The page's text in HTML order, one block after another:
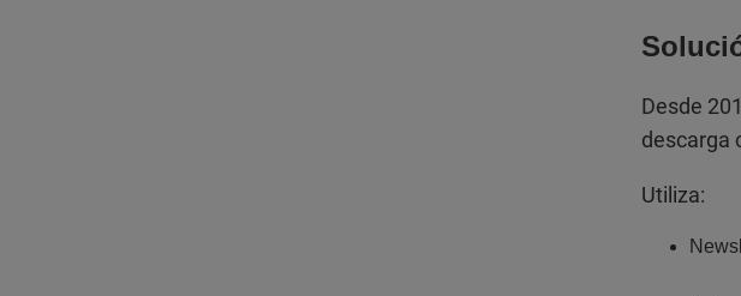
Desde
descarga
Utiliza: